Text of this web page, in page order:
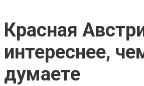
Красная
интереснее,
думаете